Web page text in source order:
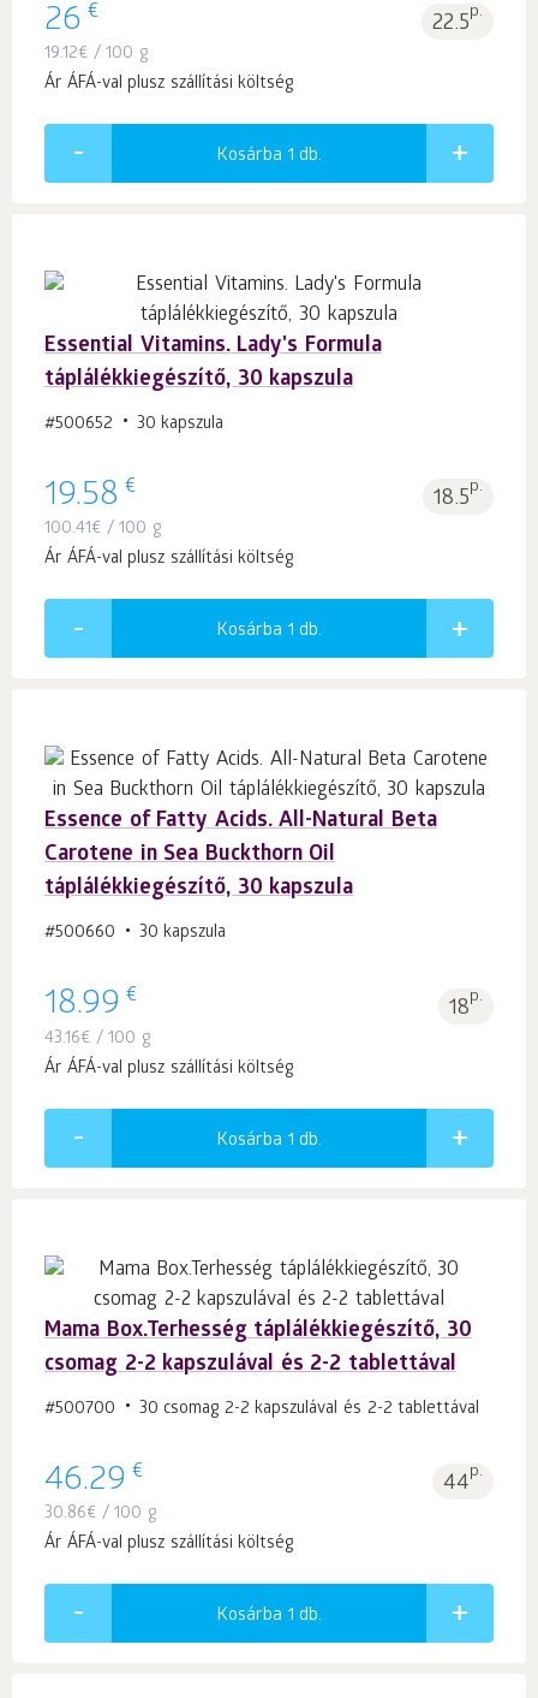
26 € 22.5p.
19.12€ / 100 g
Ár ÁFÁ-val plusz szállítási költség
Kosárba 1 db.
Essential Vitamins. Lady's Formula
táplálékkiegészítő, 30 kapszula
#500652 30 kapszula
19.58 € 18.5p.
100.41€ / 100 g
Ár ÁFÁ-val plusz szállítási költség
Kosárba 1 db.
Essence of Fatty Acids. All-Natural Beta
Carotene in Sea Buckthorn Oil
táplálékkiegészítő, 30 kapszula
#500660 30 kapszula
18.99 € 18p.
43.16€ / 100 g
Ár ÁFÁ-val plusz szállítási költség
Kosárba 1 db.
Mama Box.Terhesség táplálékkiegészítő, 30
csomag 2-2 kapszulával és 2-2 tablettával
#500700 30 csomag 2-2 kapszulával és 2-2 tablettával
46.29 € 44p.
30.86€ / 100 g
Ár ÁFÁ-val plusz szállítási költség
Kosárba 1 db.